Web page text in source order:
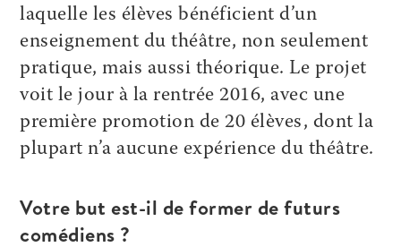
laquelle les élèves bénéficient d’un
enseignement du théâtre, non seulement
pratique, mais aussi théorique. Le projet
voit le jour à la rentrée 2016, avec une
première promotion de 20 élèves, dont la
plupart n’a aucune expérience du théâtre.
Votre but est-il de former de futurs
comédiens ?